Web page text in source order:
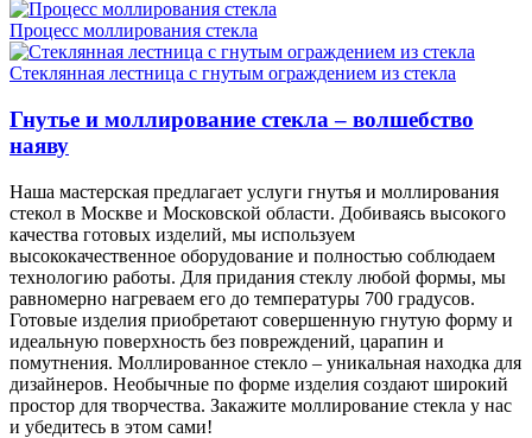
Процесс моллирования стекла
Стеклянная лестница с гнутым ограждением из стекла
Гнутье и моллирование стекла – волшебство
наяву
Наша мастерская предлагает услуги гнутья и моллирования
стекол в Москве и Московской области. Добиваясь высокого
качества готовых изделий, мы используем
высококачественное оборудование и полностью соблюдаем
технологию работы. Для придания стеклу любой формы, мы
равномерно нагреваем его до температуры 700 градусов.
Готовые изделия приобретают совершенную гнутую форму и
идеальную поверхность без повреждений, царапин и
помутнения. Моллированное стекло – уникальная находка для
дизайнеров. Необычные по форме изделия создают широкий
простор для творчества. Закажите моллирование стекла у нас
и убедитесь в этом сами!